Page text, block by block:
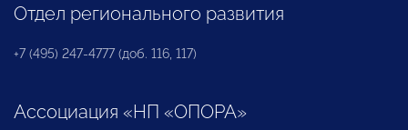
Отдел регионального развития
+7 (495) 247-4777 (доб. 116, 117)
Ассоциация «НП «ОПОРА»